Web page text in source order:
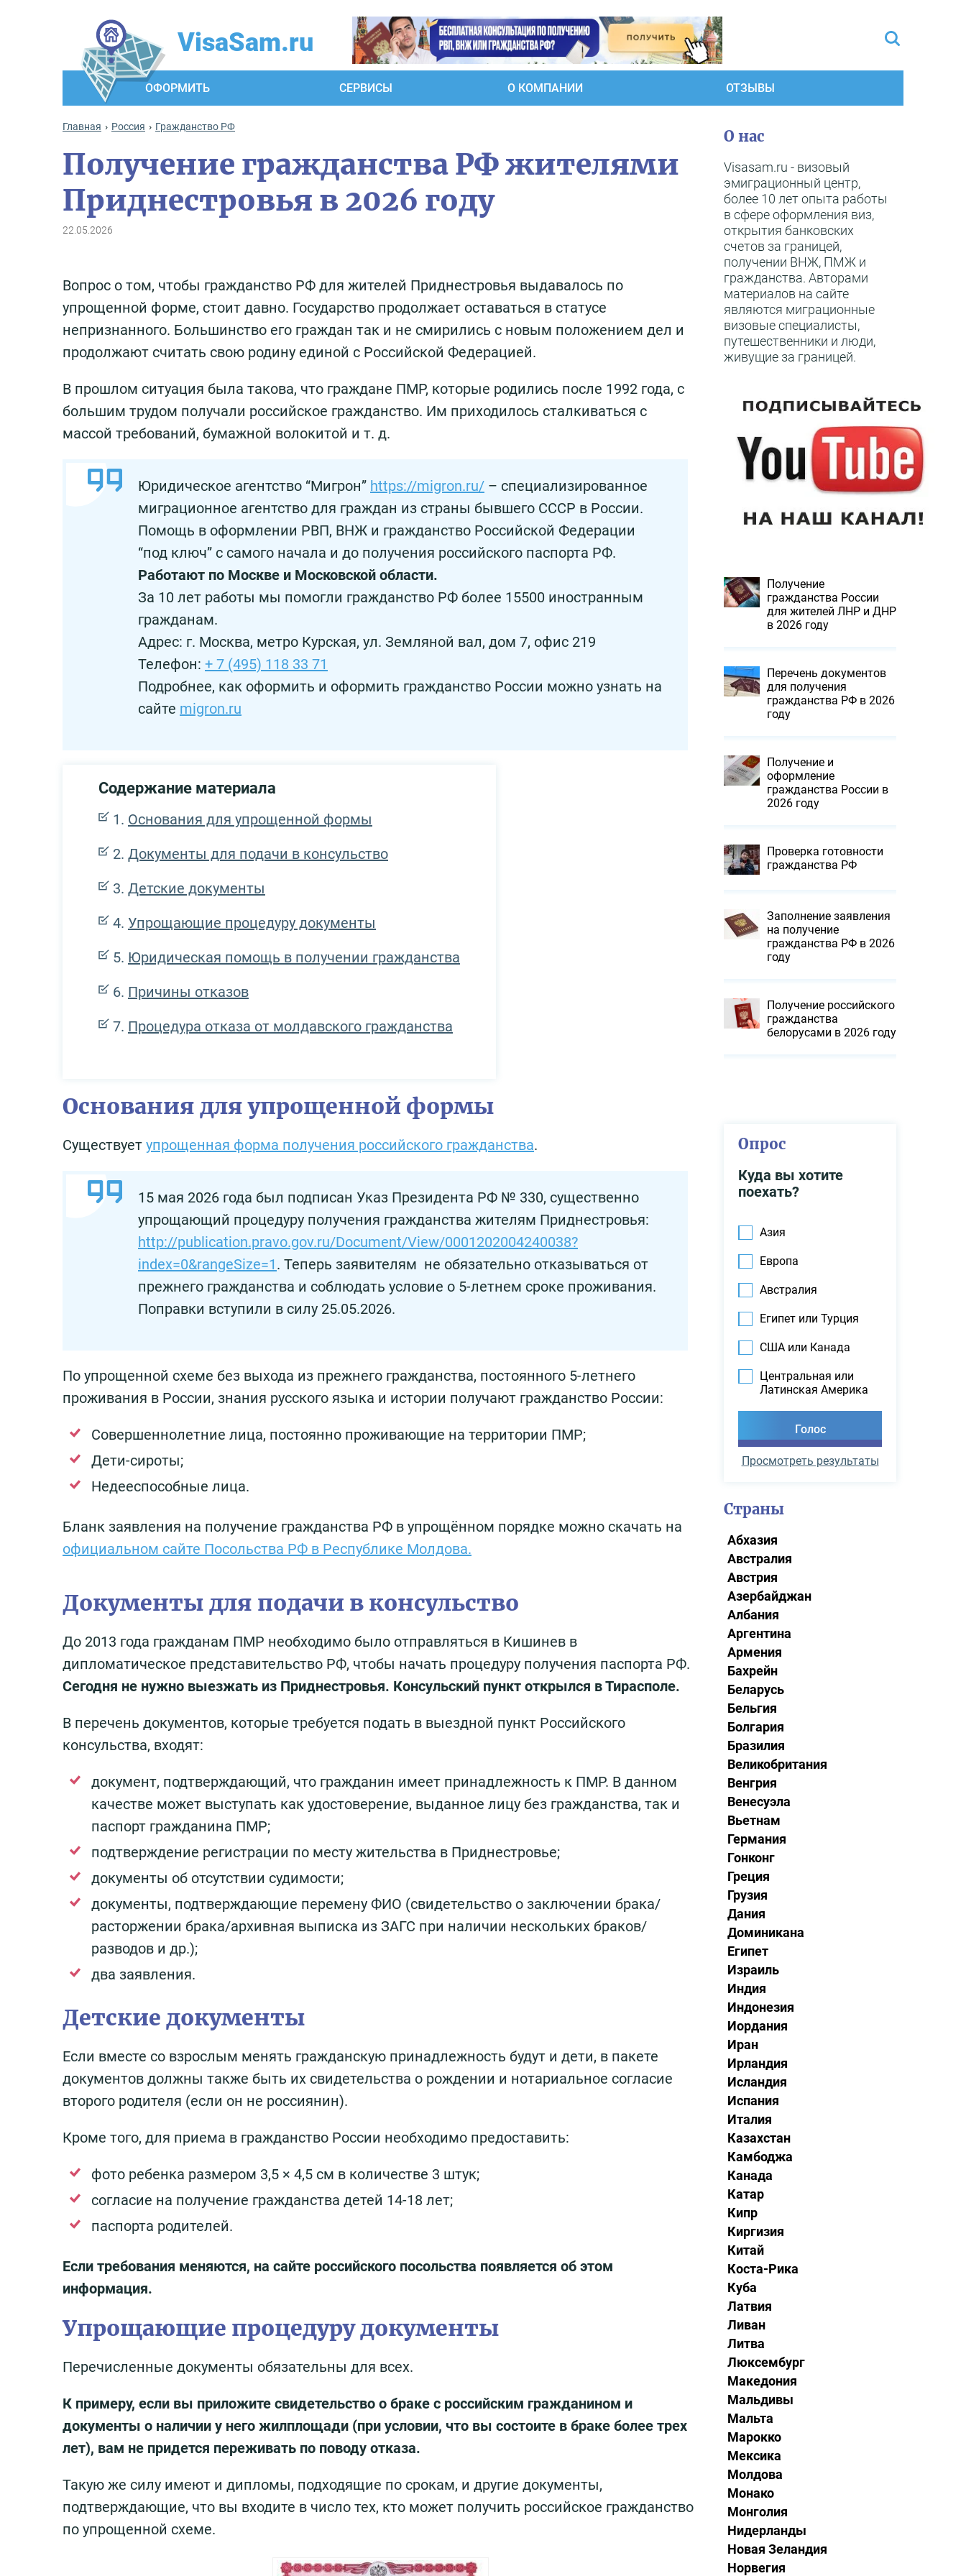
VisaSam.ru
ОФОРМИТЬ СЕРВИСЫ О КОМПАНИИ ОТЗЫВЫ
Главная Россия Гражданство РФ
Получение гражданства РФ жителями
Приднестровья в 2026 году
22.05.2026
Вопрос о том, чтобы гражданство РФ для жителей Приднестровья выдавалось по
упрощенной форме, стоит давно. Государство продолжает оставаться в статусе
непризнанного. Большинство его граждан так и не смирились с новым положением дел и
продолжают считать свою родину единой с Российской Федерацией.
В прошлом ситуация была такова, что граждане ПМР, которые родились после 1992 года, с
большим трудом получали российское гражданство. Им приходилось сталкиваться с
массой требований, бумажной волокитой и т. д.
Юридическое агентство “Мигрон” https://migron.ru/ – специализированное
миграционное агентство для граждан из страны бывшего СССР в России.
Помощь в оформлении РВП, ВНЖ и гражданство Российской Федерации
“под ключ” с самого начала и до получения российского паспорта РФ.
Работают по Москве и Московской области.
За 10 лет работы мы помогли гражданство РФ более 15500 иностранным
гражданам.
Адрес: г. Москва, метро Курская, ул. Земляной вал, дом 7, офис 219
Телефон: + 7 (495) 118 33 71
Подробнее, как оформить и оформить гражданство России можно узнать на
сайте migron.ru
Содержание материала
Основания для упрощенной формы
Документы для подачи в консульство
Детские документы
Упрощающие процедуру документы
Юридическая помощь в получении гражданства
Причины отказов
Процедура отказа от молдавского гражданства
Основания для упрощенной формы
Существует упрощенная форма получения российского гражданства.
15 мая 2026 года был подписан Указ Президента РФ № 330, существенно
упрощающий процедуру получения гражданства жителям Приднестровья:
http://publication.pravo.gov.ru/Document/View/0001202004240038?
index=0&rangeSize=1 . Теперь заявителям не обязательно отказываться от
прежнего гражданства и соблюдать условие о 5-летнем сроке проживания.
Поправки вступили в силу 25.05.2026.
По упрощенной схеме без выхода из прежнего гражданства, постоянного 5-летнего
проживания в России, знания русского языка и истории получают гражданство России:
Совершеннолетние лица, постоянно проживающие на территории ПМР;
Дети-сироты;
Недееспособные лица.
Бланк заявления на получение гражданства РФ в упрощённом порядке можно скачать на
официальном сайте Посольства РФ в Республике Молдова.
Документы для подачи в консульство
До 2013 года гражданам ПМР необходимо было отправляться в Кишинев в
дипломатическое представительство РФ, чтобы начать процедуру получения паспорта РФ.
Сегодня не нужно выезжать из Приднестровья. Консульский пункт открылся в Тирасполе.
В перечень документов, которые требуется подать в выездной пункт Российского
консульства, входят:
документ, подтверждающий, что гражданин имеет принадлежность к ПМР. В данном
качестве может выступать как удостоверение, выданное лицу без гражданства, так и
паспорт гражданина ПМР;
подтверждение регистрации по месту жительства в Приднестровье;
документы об отсутствии судимости;
документы, подтверждающие перемену ФИО (свидетельство о заключении брака/
расторжении брака/архивная выписка из ЗАГС при наличии нескольких браков/
разводов и др.);
два заявления.
Детские документы
Если вместе со взрослым менять гражданскую принадлежность будут и дети, в пакете
документов должны также быть их свидетельства о рождении и нотариальное согласие
второго родителя (если он не россиянин).
Кроме того, для приема в гражданство России необходимо предоставить:
фото ребенка размером 3,5 × 4,5 см в количестве 3 штук;
согласие на получение гражданства детей 14-18 лет;
паспорта родителей.
Если требования меняются, на сайте российского посольства появляется об этом
информация.
Упрощающие процедуру документы
Перечисленные документы обязательны для всех.
К примеру, если вы приложите свидетельство о браке с российским гражданином и
документы о наличии у него жилплощади (при условии, что вы состоите в браке более трех
лет), вам не придется переживать по поводу отказа.
Такую же силу имеют и дипломы, подходящие по срокам, и другие документы,
подтверждающие, что вы входите в число тех, кто может получить российское гражданство
по упрощенной схеме.
О нас
Visasam.ru - визовый
эмиграционный центр,
более 10 лет опыта работы
в сфере оформления виз,
открытия банковских
счетов за границей,
получении ВНЖ, ПМЖ и
гражданства. Авторами
материалов на сайте
являются миграционные
визовые специалисты,
путешественники и люди,
живущие за границей.
Получение
гражданства России
для жителей ЛНР и ДНР
в 2026 году
Перечень документов
для получения
гражданства РФ в 2026
году
Получение и
оформление
гражданства России в
2026 году
Проверка готовности
гражданства РФ
Заполнение заявления
на получение
гражданства РФ в 2026
году
Получение российского
гражданства
белорусами в 2026 году
Опрос
Куда вы хотите
поехать?
Азия
Европа
Австралия
Египет или Турция
США или Канада
Центральная или
Латинская Америка
Просмотреть результаты
Страны
Абхазия
Австралия
Австрия
Азербайджан
Албания
Аргентина
Армения
Бахрейн
Беларусь
Бельгия
Болгария
Бразилия
Великобритания
Венгрия
Венесуэла
Вьетнам
Германия
Гонконг
Греция
Грузия
Дания
Доминикана
Египет
Израиль
Индия
Индонезия
Иордания
Иран
Ирландия
Исландия
Испания
Италия
Казахстан
Камбоджа
Канада
Катар
Кипр
Киргизия
Китай
Коста-Рика
Куба
Латвия
Ливан
Литва
Люксембург
Македония
Мальдивы
Мальта
Марокко
Мексика
Молдова
Монако
Монголия
Нидерланды
Новая Зеландия
Норвегия